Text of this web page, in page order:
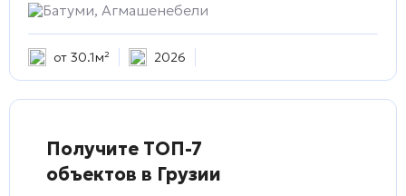
Батуми, Агмашенебели
от 30.1м² 2026
Получите ТОП-7
объектов в Грузии